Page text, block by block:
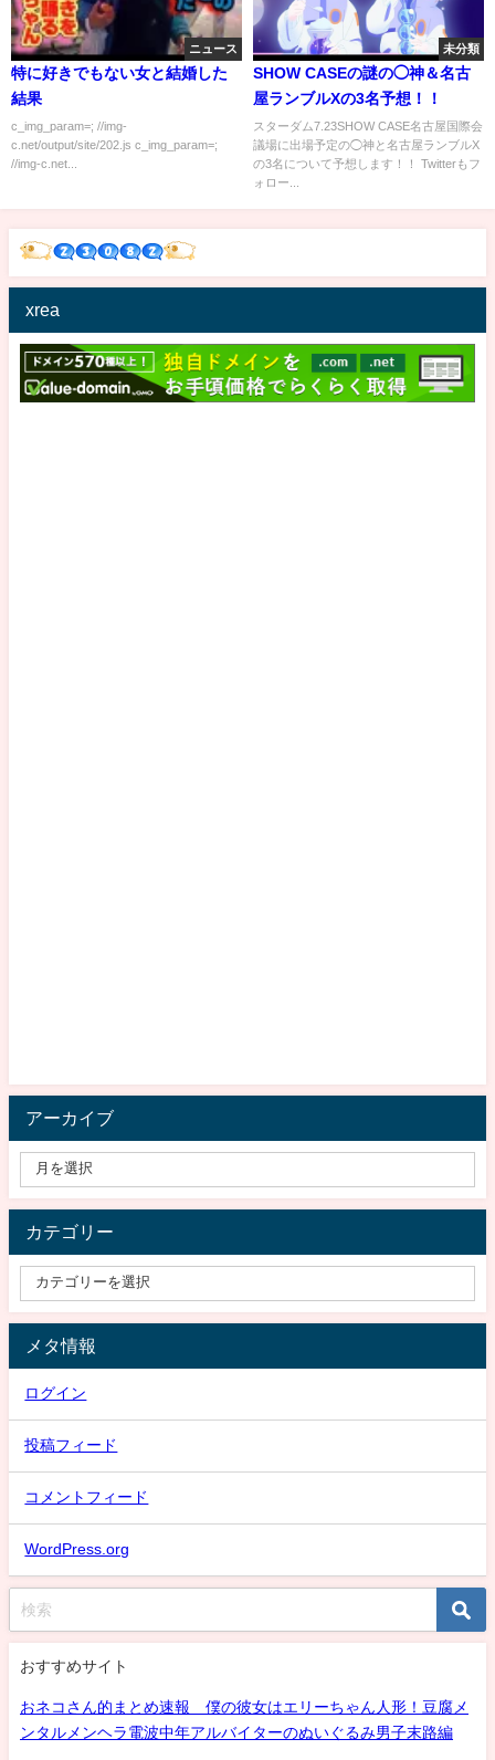
ニュース
特に好きでもない女と結婚した
結果
c_img_param=; //img-
c.net/output/site/202.js c_img_param=;
//img-c.net...
未分類
SHOW CASEの謎の◯神＆名古
屋ランブルXの3名予想！！
スターダム7.23SHOW CASE名古屋国際会
議場に出場予定の◯神と名古屋ランブルX
の3名について予想します！！ Twitterもフ
ォロー...
xrea
アーカイブ
カテゴリー
メタ情報
ログイン
投稿フィード
コメントフィード
WordPress.org
おすすめサイト
おネコさん的まとめ速報 僕の彼女はエリーちゃん人形！豆腐メ
ンタルメンヘラ電波中年アルバイターのぬいぐるみ男子末路編